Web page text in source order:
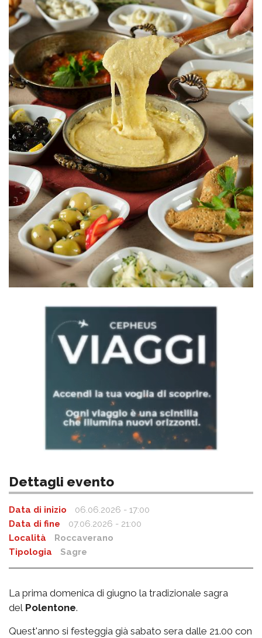
Dettagli evento
Data di inizio
06.06.2026 - 17:00
Data di fine
07.06.2026 - 21:00
Località
Roccaverano
Tipologia
Sagre
La prima domenica di giugno la tradizionale sagra
del Polentone.
Quest'anno si festeggia già sabato sera dalle 21.00 con